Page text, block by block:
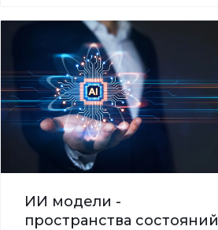
ИИ модели -
пространства состояний